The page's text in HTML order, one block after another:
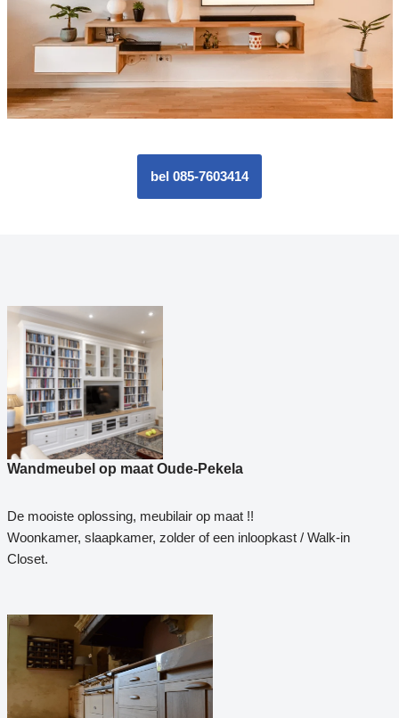
bel 085-7603414
Wandmeubel op maat Oude-Pekela
De mooiste oplossing, meubilair op maat !!
Woonkamer, slaapkamer, zolder of een inloopkast / Walk-in
Closet.